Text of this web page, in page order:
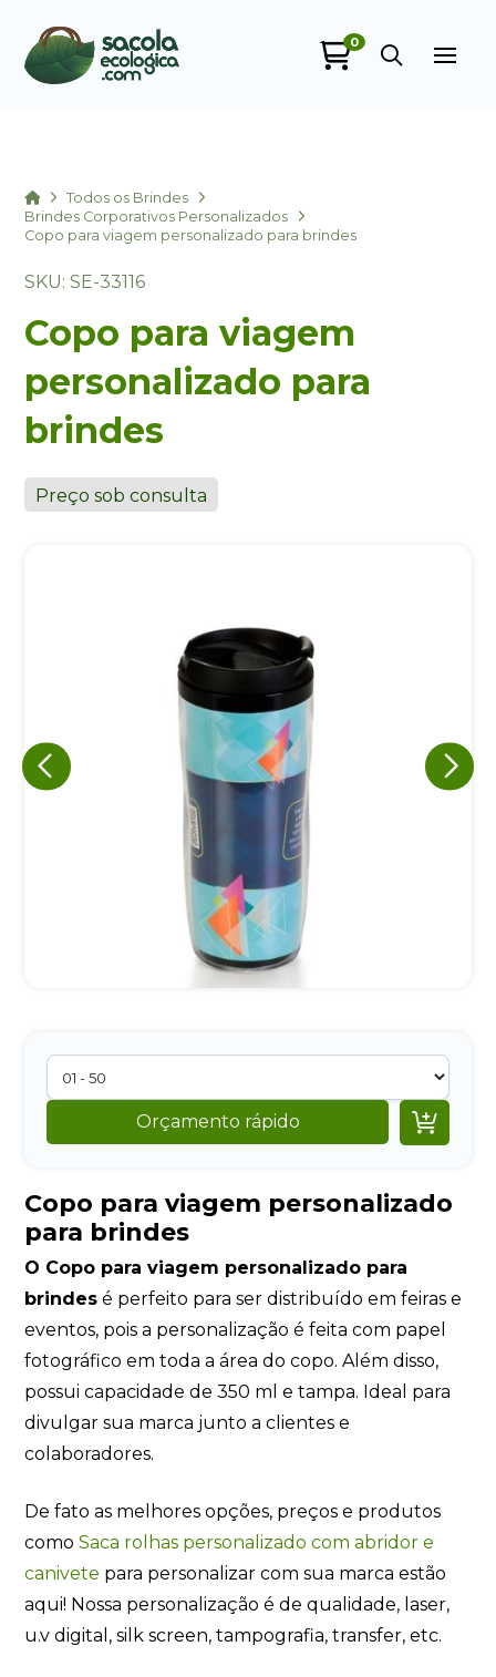
0
HomeTodos os Brindes
Brindes Corporativos Personalizados
Copo para viagem personalizado para brindes
SKU: SE-33116
Copo para viagem
personalizado para
brindes
Preço sob consulta
Orçamento rápido 
Copo para viagem personalizado
para brindes
O Copo para viagem personalizado para
brindes é perfeito para ser distribuído em feiras e
eventos, pois a personalização é feita com papel
fotográfico em toda a área do copo. Além disso,
possui capacidade de 350 ml e tampa. Ideal para
divulgar sua marca junto a clientes e
colaboradores.
De fato as melhores opções, preços e produtos
comoSaca rolhas personalizado com abridor e
canivete para personalizar com sua marca estão
aqui! Nossa personalização é de qualidade, laser,
u.v digital, silk screen, tampografia, transfer, etc.
sua privacidade, utilizaremos seus dados apenas para fins
de marketing. Você pode alterar suas preferências a
qualquer momento.
Iniciar conversa